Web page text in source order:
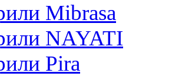
Mibrasa
NAYATI
Pira